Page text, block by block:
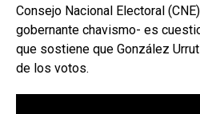
Consejo Nacional Electoral
gobernante chavismo- es
que sostiene que González
de los votos.